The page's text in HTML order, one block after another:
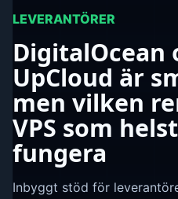
LEVERANTÖRER
DigitalOcean
UpCloud är
men vilken
VPS som
fungera
Inbyggt stöd för